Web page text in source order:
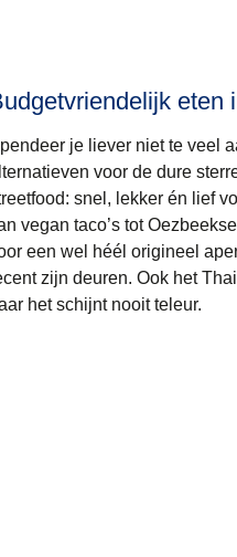
eten
je liever niet te veel
voor de dure
snel, lekker én lief
vegan taco’s tot
een wel héél origineel
zijn deuren. Ook het
het schijnt nooit teleur.